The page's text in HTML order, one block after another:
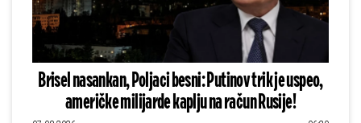
Brisel nasankan, Poljaci besni: Putinov trik je uspeo,
američke milijarde kaplju na račun Rusije!